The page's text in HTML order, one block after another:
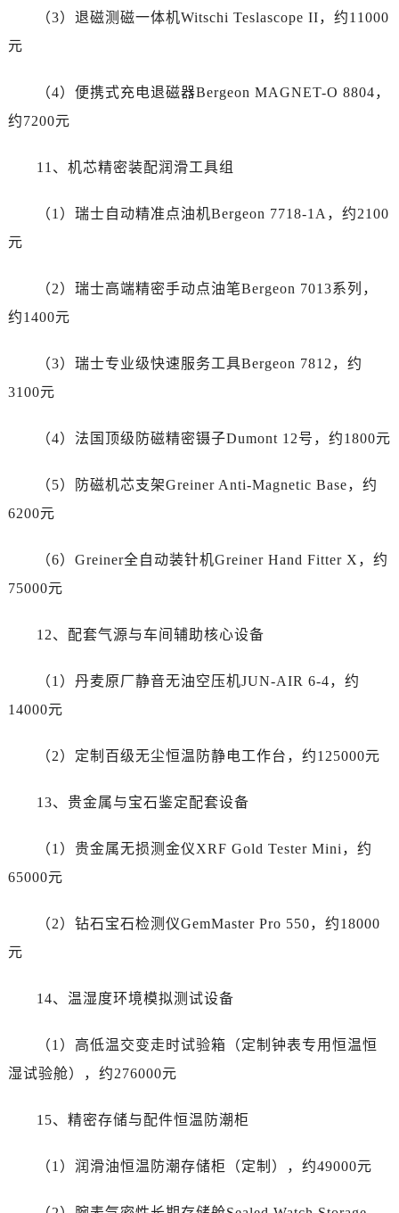
云南省玉溪市红塔区南北大街劳力士售后服务中心（需提前预约）
新疆维吾尔自治区乌鲁木齐市天山区红山路26号时代广场（CCMALL）C座17层17-B劳力士售后服务中心（需提前预约）
辽宁省大连市中山区人民路15号国际金融大厦7层G室劳力士售后服务中心（需提前预约）
江苏省无锡市梁溪区人民中路139号恒隆广场写字楼1座11层1104室劳力士售后服务中心（需提前预约）
江苏省苏州市苏州工业园区 星港街199号苏州中心办公楼C座22层08室劳力士售后服务中心（需提前预约）
安徽省合肥市蜀山区潜山路111号万象城华润大厦B座12楼03室劳力士售后服务中心（需提前预约）
贵州省贵阳市南明区都司高架桥路33号亨特国际金融中心14楼14D劳力士售后服务中心（需提前预约）
陕西省西安市碑林区南关正街88号华侨城长安国际中心E座6楼10室劳力士售后服务中心（需提前预约）
呼和浩特市玉泉区大学西街70号华润万象城写字楼（鄂尔多斯大厦）23层2326室劳力士售后服务中心（需提前预约）
节假日正常营业！
（3）退磁测磁一体机Witschi Teslascope II，约11000
元
（4）便携式充电退磁器Bergeon MAGNET-O 8804，
约7200元
11、机芯精密装配润滑工具组
（1）瑞士自动精准点油机Bergeon 7718-1A，约2100
元
（2）瑞士高端精密手动点油笔Bergeon 7013系列，
约1400元
（3）瑞士专业级快速服务工具Bergeon 7812，约
3100元
（4）法国顶级防磁精密镊子Dumont 12号，约1800元
（5）防磁机芯支架Greiner Anti-Magnetic Base，约
6200元
（6）Greiner全自动装针机Greiner Hand Fitter X，约
75000元
12、配套气源与车间辅助核心设备
（1）丹麦原厂静音无油空压机JUN-AIR 6-4，约
14000元
（2）定制百级无尘恒温防静电工作台，约125000元
13、贵金属与宝石鉴定配套设备
（1）贵金属无损测金仪XRF Gold Tester Mini，约
65000元
（2）钻石宝石检测仪GemMaster Pro 550，约18000
元
14、温湿度环境模拟测试设备
（1）高低温交变走时试验箱（定制钟表专用恒温恒
湿试验舱），约276000元
15、精密存储与配件恒温防潮柜
（1）润滑油恒温防潮存储柜（定制），约49000元